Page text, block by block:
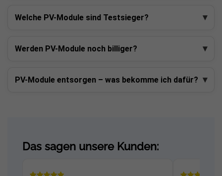
Welche PV-Module sind Testsieger?
Werden PV-Module noch billiger?
PV-Module entsorgen – was bekomme ich dafür?
Das sagen unsere Kunden: